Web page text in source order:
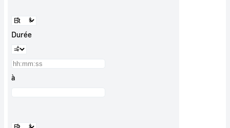
Durée
à